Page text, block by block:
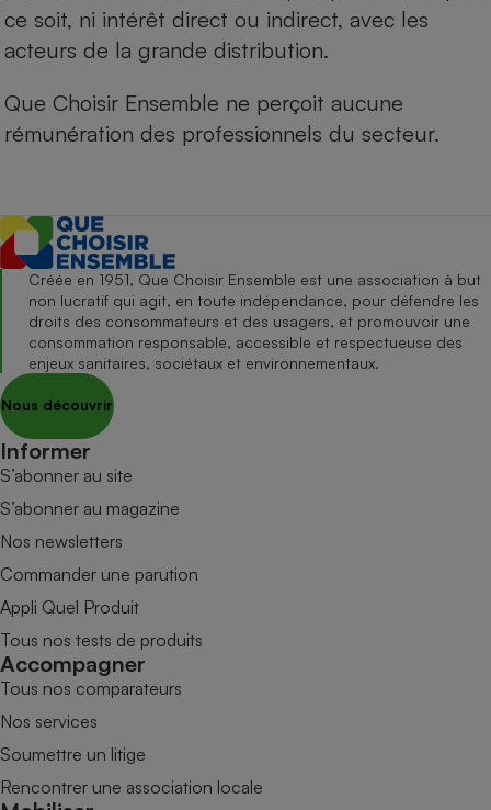
ce soit, ni intérêt direct ou indirect, avec les
acteurs de la grande distribution.
Que Choisir Ensemble ne perçoit aucune
rémunération des professionnels du secteur.
Créée en 1951, Que Choisir Ensemble est une association à but
non lucratif qui agit, en toute indépendance, pour défendre les
droits des consommateurs et des usagers, et promouvoir une
consommation responsable, accessible et respectueuse des
enjeux sanitaires, sociétaux et environnementaux.
Nous découvrir
Informer
S’abonner au site
S’abonner au magazine
Nos newsletters
Commander une parution
Appli Quel Produit
Tous nos tests de produits
Accompagner
Tous nos comparateurs
Nos services
Soumettre un litige
Rencontrer une association locale